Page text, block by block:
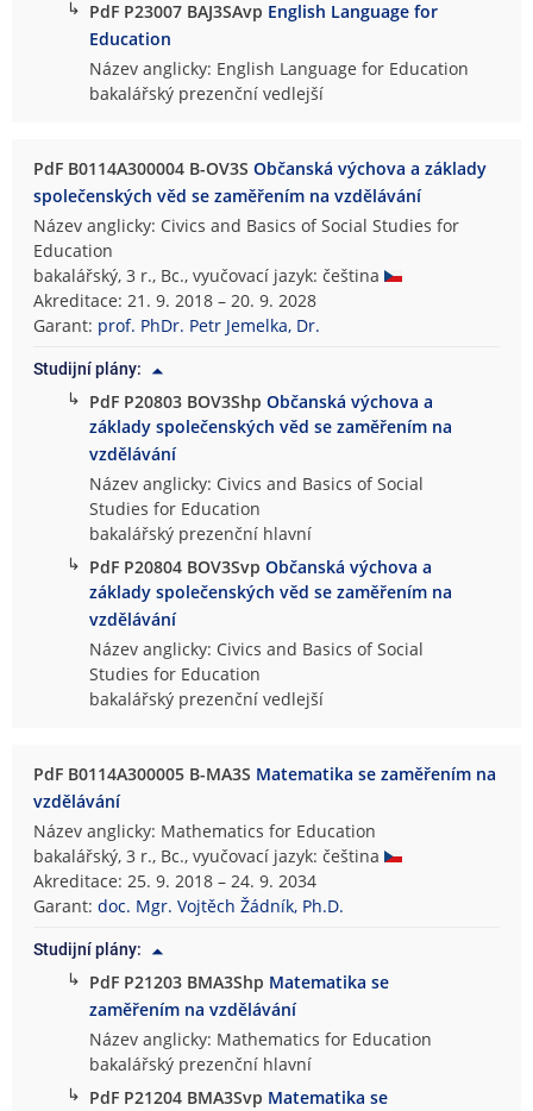
↳ PdF P23007 BAJ3SAvp English Language for
Education
Název anglicky: English Language for Education
bakalářský prezenční vedlejší
PdF B0114A300004 B-OV3SObčanská výchova a základy
společenských věd se zaměřením na vzdělávání
Název anglicky: Civics and Basics of Social Studies for
Education
bakalářský, 3 r., Bc., vyučovací jazyk: čeština
Akreditace: 21. 9. 2018 – 20. 9. 2028
Garant: prof. PhDr. Petr Jemelka, Dr.
Studijní plány:
↳ PdF P20803 BOV3ShpObčanská výchova a
základy společenských věd se zaměřením na
vzdělávání
Název anglicky: Civics and Basics of Social
Studies for Education
bakalářský prezenční hlavní
↳ PdF P20804 BOV3SvpObčanská výchova a
základy společenských věd se zaměřením na
vzdělávání
Název anglicky: Civics and Basics of Social
Studies for Education
bakalářský prezenční vedlejší
PdF B0114A300005 B-MA3S Matematika se zaměřením na
vzdělávání
Název anglicky: Mathematics for Education
bakalářský, 3 r., Bc., vyučovací jazyk: čeština
Akreditace: 25. 9. 2018 – 24. 9. 2034
Garant:doc. Mgr. Vojtěch Žádník, Ph.D.
Studijní plány:
↳ PdF P21203 BMA3Shp Matematika se
zaměřením na vzdělávání
Název anglicky: Mathematics for Education
bakalářský prezenční hlavní
↳ PdF P21204 BMA3Svp Matematika se